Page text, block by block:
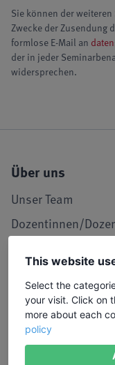
Sie können der
Zwecke der Zusendung
formlose E-Mail an
der in jeder
widersprechen.
Über uns
Unser Team
Dozentinnen/
Seminarraum in
LIW in den Medien
Jobs und Karriere
Referenzen /
This website
Select the
your visit. Click on
more about each
policy